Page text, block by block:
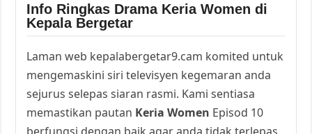
Info Ringkas Drama Keria Women di
Kepala Bergetar
Laman web kepalabergetar9.cam komited untuk
mengemaskini siri televisyen kegemaran anda
sejurus selepas siaran rasmi. Kami sentiasa
memastikan pautan Keria Women Episod 10